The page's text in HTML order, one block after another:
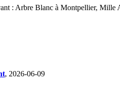
: Arbre Blanc à Montpellier, Mille
, 2026-06-09